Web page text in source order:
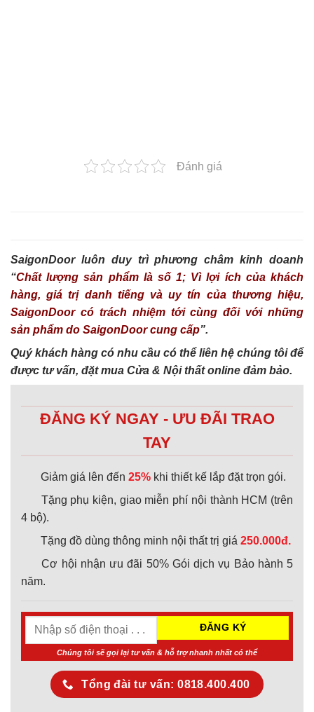
Đánh giá
SaigonDoor luôn duy trì phương châm kinh doanh
“Chất lượng sản phẩm là số 1; Vì lợi ích của khách
hàng, giá trị danh tiếng và uy tín của thương hiệu,
SaigonDoor có trách nhiệm tới cùng đối với những
sản phẩm do SaigonDoor cung cấp”.
Quý khách hàng có nhu cầu có thể liên hệ chúng tôi để
được tư vấn, đặt mua Cửa & Nội thất online đảm bảo.
ĐĂNG KÝ NGAY - ƯU ĐÃI TRAO
TAY
Giảm giá lên đến 25% khi thiết kế lắp đặt trọn gói.
Tặng phụ kiện, giao miễn phí nội thành HCM (trên
4 bộ).
Tặng đồ dùng thông minh nội thất trị giá 250.000đ.
Cơ hội nhận ưu đãi 50% Gói dịch vụ Bảo hành 5
năm.
Chúng tôi sẽ gọi lại tư vấn & hỗ trợ nhanh nhất có thể
Tổng đài tư vấn: 0818.400.400